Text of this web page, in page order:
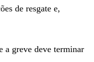
de resgate e,
a greve deve terminar